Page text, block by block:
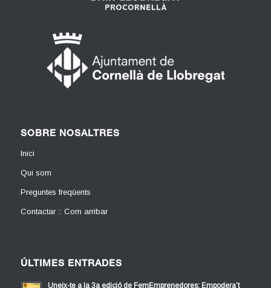
SOBRE NOSALTRES
Inici
Qui som
Preguntes freqüents
Contactar :: Com arribar
ÚLTIMES ENTRADES
Uneix-te a la 3a edició de FemEmprenedores: Empodera’t